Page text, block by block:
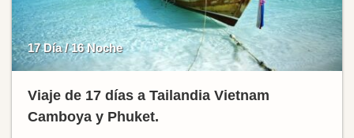
17 Día / 16 Noche
Viaje de 17 días a Tailandia Vietnam
Camboya y Phuket.